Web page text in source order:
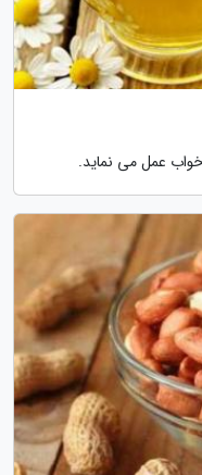
عمل می نماید.